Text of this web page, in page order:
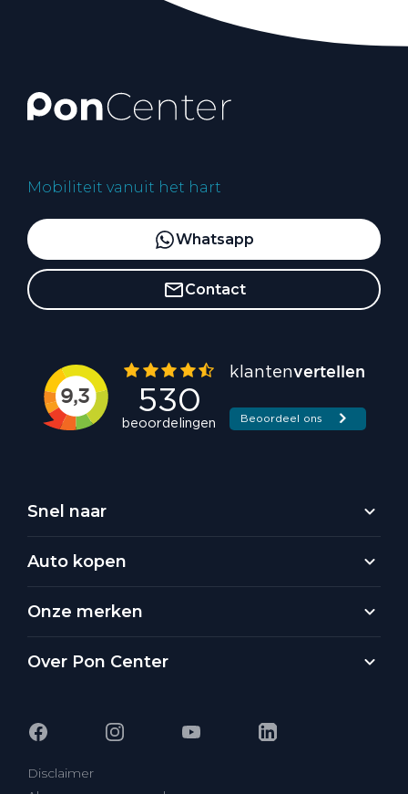
Mobiliteit vanuit het hart
Whatsapp
Contact
Snel naar
Auto kopen
Onze merken
Over Pon Center
Disclaimer